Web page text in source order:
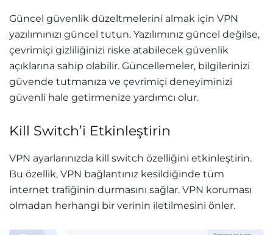
Güncel güvenlik düzeltmelerini almak için VPN
yazılımınızı güncel tutun. Yazılımınız güncel değilse,
çevrimiçi gizliliğinizi riske atabilecek güvenlik
açıklarına sahip olabilir. Güncellemeler, bilgilerinizi
güvende tutmanıza ve çevrimiçi deneyiminizi
güvenli hale getirmenize yardımcı olur.
Kill Switch’i Etkinleştirin
VPN ayarlarınızda kill switch özelliğini etkinleştirin.
Bu özellik, VPN bağlantınız kesildiğinde tüm
internet trafiğinin durmasını sağlar. VPN koruması
olmadan herhangi bir verinin iletilmesini önler.